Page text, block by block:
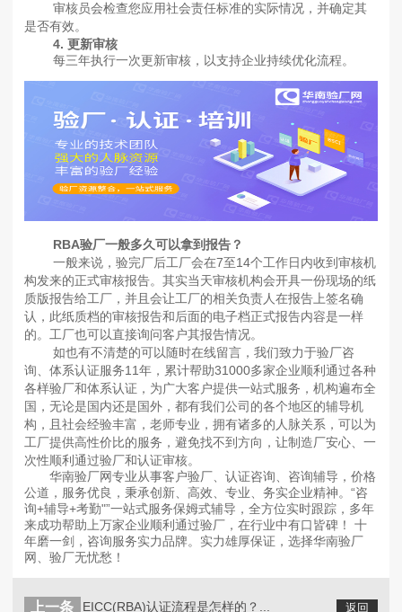
审核员会检查您应用社会责任标准的实际情况，并确定其
是否有效。
4. 更新审核
每三年执行一次更新审核，以支持企业持续优化流程。
RBA验厂一般多久可以拿到报告？
一般来说，验完厂后工厂会在7至14个工作日内收到审核机
构发来的正式审核报告。其实当天审核机构会开具一份现场的纸
质版报告给工厂，并且会让工厂的相关负责人在报告上签名确
认，此纸质档的审核报告和后面的电子档正式报告内容是一样
的。工厂也可以直接询问客户其报告情况。
如也有不清楚的可以随时在线留言，我们致力于验厂咨
询、体系认证服务11年，累计帮助31000多家企业顺利通过各种
各样验厂和体系认证，为广大客户提供一站式服务，机构遍布全
国，无论是国内还是国外，都有我们公司的各个地区的辅导机
构，且社会经验丰富，老师专业，拥有诸多的人脉关系，可以为
工厂提供高性价比的服务，避免找不到方向，让制造厂安心、一
次性顺利通过验厂和认证审核。
华南验厂网专业从事客户验厂、认证咨询、咨询辅导，价格
公道，服务优良，秉承创新、高效、专业、务实企业精神。“咨
询+辅导+考勤"”一站式服务保姆式辅导，全方位实时跟踪，多年
来成功帮助上万家企业顺利通过验厂，在行业中有口皆碑！ 十
年磨一剑，咨询服务实力品牌。实力雄厚保证，选择华南验厂
网、验厂无忧愁！
返回
上一条 EICC(RBA)认证流程是怎样的？...